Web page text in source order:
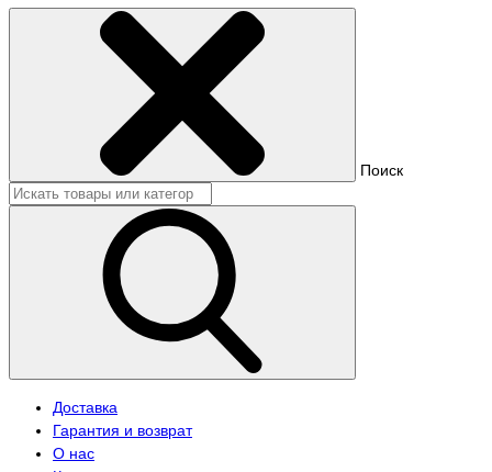
Поиск
Доставка
Гарантия и возврат
О нас